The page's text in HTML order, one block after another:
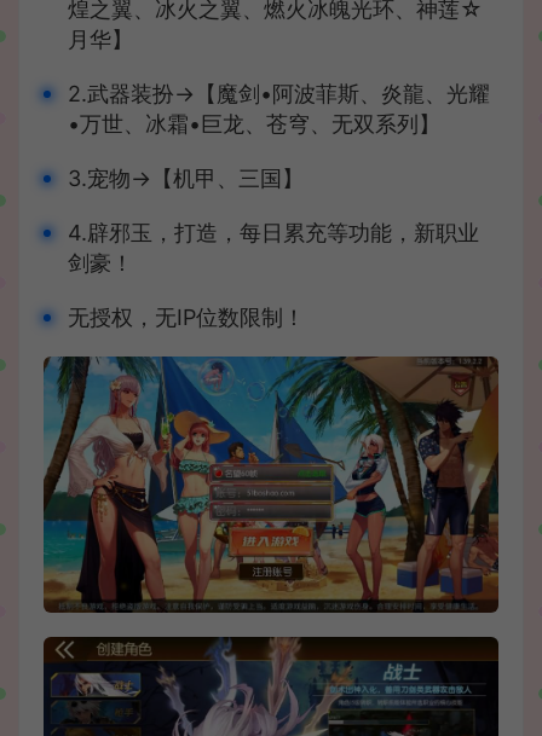
煌之翼、冰火之翼、燃火冰魄光环、神莲☆
月华】
2.武器装扮→【魔剑•阿波菲斯、炎龍、光耀
•万世、冰霜•巨龙、苍穹、无双系列】
3.宠物→【机甲、三国】
4.辟邪玉，打造，每日累充等功能，新职业
剑豪！
无授权，无IP位数限制！